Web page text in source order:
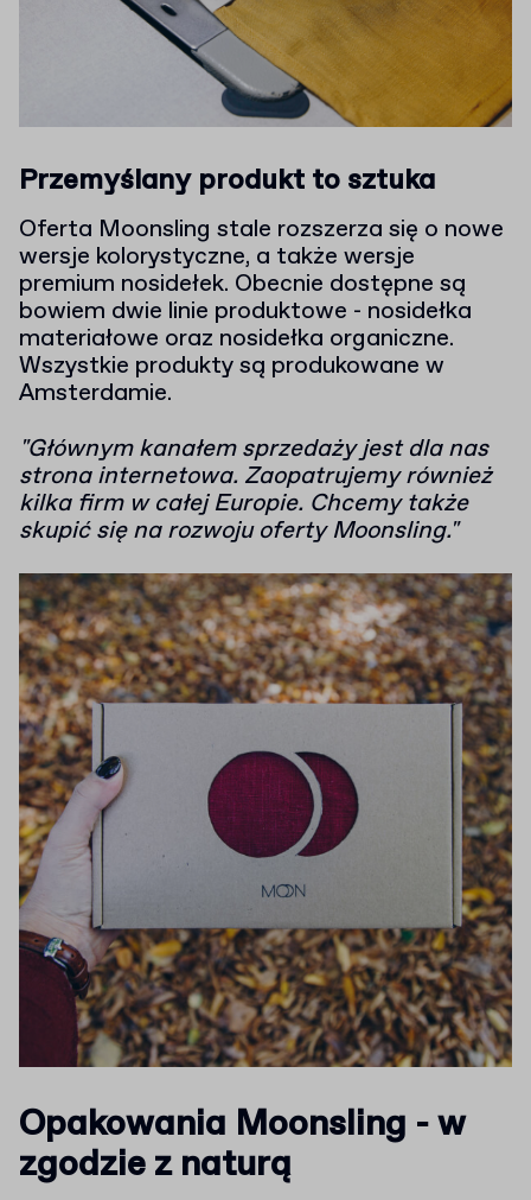
Przemyślany produkt to sztuka
Oferta Moonsling stale rozszerza się o nowe
wersje kolorystyczne, a także wersje
premium nosidełek. Obecnie dostępne są
bowiem dwie linie produktowe - nosidełka
materiałowe oraz nosidełka organiczne.
Wszystkie produkty są produkowane w
Amsterdamie.
"Głównym kanałem sprzedaży jest dla nas
strona internetowa. Zaopatrujemy również
kilka firm w całej Europie. Chcemy także
skupić się na rozwoju oferty Moonsling."
Opakowania Moonsling - w
zgodzie z naturą